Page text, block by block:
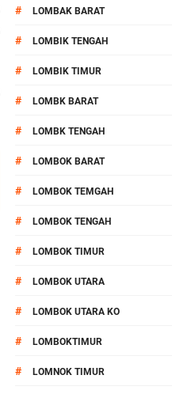
# LOMBAK BARAT
# LOMBIK TENGAH
# LOMBIK TIMUR
# LOMBK BARAT
# LOMBK TENGAH
# LOMBOK BARAT
# LOMBOK TEMGAH
# LOMBOK TENGAH
# LOMBOK TIMUR
# LOMBOK UTARA
# LOMBOK UTARA KO
# LOMBOKTIMUR
# LOMNOK TIMUR